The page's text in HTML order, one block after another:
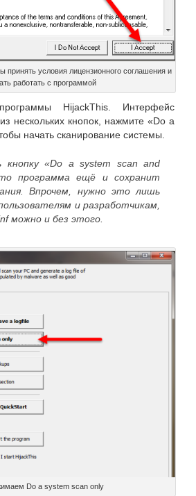
принять условия лицензионного соглашения и
работать с программой
HijackThis. Интерфейс
нескольких кнопок, нажмите «Do a
начать сканирование системы.
кнопку «Do a system scan and
программа ещё и сохранит
Впрочем, нужно это лишь
и разработчикам,
можно и без этого.
Do a system scan only